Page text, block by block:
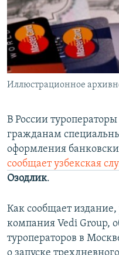
ПРОПАВШИЕ БЕЗ ВЕСТИ
ПОБЕДИТЕЛЕЙ НЕ СУДЯТ?
КРЫМ.НЕПОКОРЕННЫЙ
ELIFBE
УКРАИНСКАЯ ПРОБЛЕМА
ПРИСОЕДИНЯЙТЕСЬ!
Иллюстрационное
В России
гражданам
оформления
сообщает узбекская
Озодлик.
Как сообщает издание,
компания Vedi Group,
туроператоров в